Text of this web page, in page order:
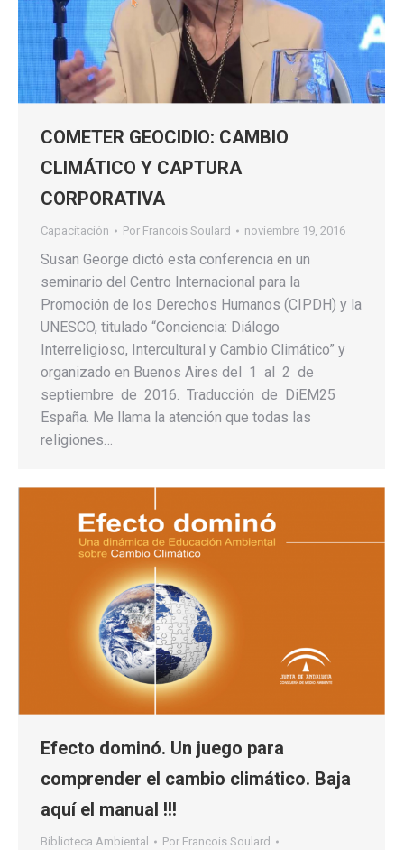
COMETER GEOCIDIO: CAMBIO
CLIMÁTICO Y CAPTURA
CORPORATIVA
Capacitación Por Francois Soulard noviembre 19, 2016
Susan George dictó esta conferencia en un
seminario del Centro Internacional para la
Promoción de los Derechos Humanos (CIPDH) y la
UNESCO, titulado “Conciencia: Diálogo
Interreligioso, Intercultural y Cambio Climático” y
organizado en Buenos Aires del 1 al 2 de
septiembre de 2016. Traducción de DiEM25
España. Me llama la atención que todas las
religiones…
Efecto dominó. Un juego para
comprender el cambio climático. Baja
aquí el manual !!!
Biblioteca Ambiental Por Francois Soulard